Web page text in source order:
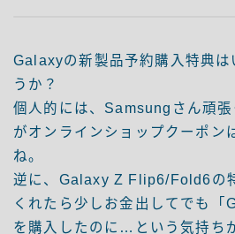
Galaxyの新製品予約購入特典は
うか？
個人的には、Samsungさん頑張
がオンラインショップクーポン
ね。
逆に、Galaxy Z Flip6/Fold6の
くれたら少しお金出してでも「
を購入したのに…という気持ち